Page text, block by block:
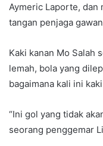
Aymeric Laporte, dan
tangan penjaga
Kaki kanan Mo Salah
lemah, bola yang
bagaimana kali ini
“Ini gol yang tidak
seorang penggemar